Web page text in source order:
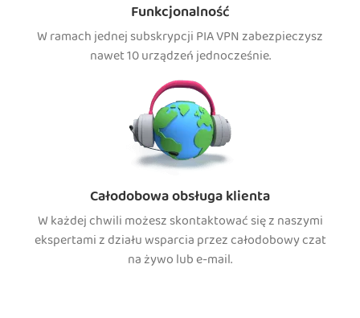
Funkcjonalność
W ramach jednej subskrypcji PIA VPN zabezpieczysz
nawet 10 urządzeń jednocześnie.
Całodobowa obsługa klienta
W każdej chwili możesz skontaktować się z naszymi
ekspertami z działu wsparcia przez całodobowy czat
na żywo lub e-mail.